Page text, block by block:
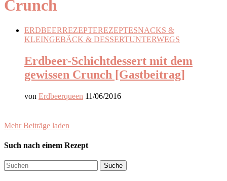
Crunch
ERDBEERREZEPTEREZEPTESNACKS &
KLEINGEBÄCK & DESSERTUNTERWEGS
Erdbeer-Schichtdessert mit dem
gewissen Crunch [Gastbeitrag]
von Erdbeerqueen 11/06/2016
Mehr Beiträge laden
Such nach einem Rezept